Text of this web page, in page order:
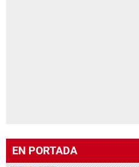
EN PORTADA